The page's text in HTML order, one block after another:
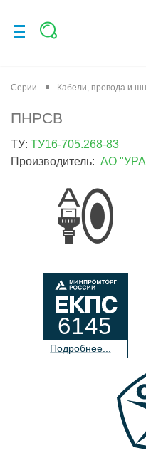
Серии Кабели, провода и
ПНРСВ
ТУ: ТУ16-705.268-83
Производитель: АО
Подробнее...
6145